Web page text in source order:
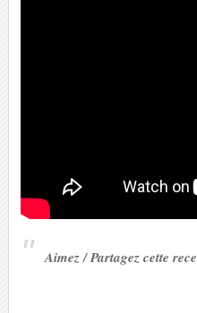
Aimez / Partagez cette